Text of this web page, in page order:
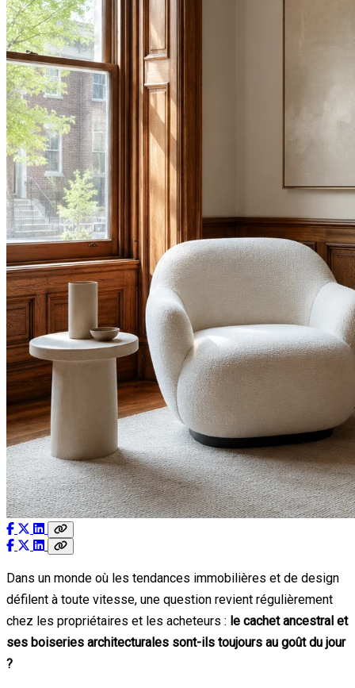
Dans un monde où les tendances immobilières et de design
défilent à toute vitesse, une question revient régulièrement
chez les propriétaires et les acheteurs : le cachet ancestral et
ses boiseries architecturales sont-ils toujours au goût du jour
?